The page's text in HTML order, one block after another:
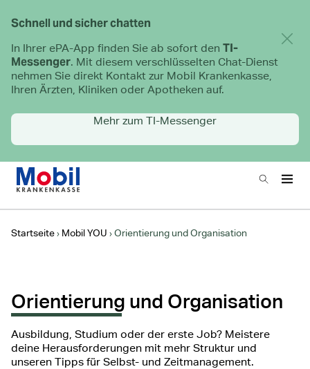
Schnell und sicher chatten
In Ihrer ePA-App finden Sie ab sofort den TI-
Messenger. Mit diesem verschlüsselten Chat-Dienst
nehmen Sie direkt Kontakt zur Mobil Krankenkasse,
Ihren Ärzten, Kliniken oder Apotheken auf.
Mehr zum TI-Messenger
Hauptnavigation
Suchen
Startseite Mobil YOU Orientierung und Organisation
Orientierung und Organisation
Ausbildung, Studium oder der erste Job? Meistere
deine Herausforderungen mit mehr Struktur und
unseren Tipps für Selbst- und Zeitmanagement.